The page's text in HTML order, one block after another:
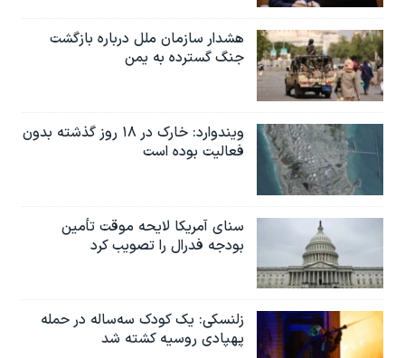
هشدار سازمان ملل درباره بازگشت
جنگ گسترده به یمن
ویندوارد: خارک در ۱۸ روز گذشته بدون
فعالیت بوده است
سنای آمریکا لایحه موقت تأمین
بودجه فدرال را تصویب کرد
زلنسکی: یک کودک سه‌ساله در حمله
پهپادی روسیه کشته شد